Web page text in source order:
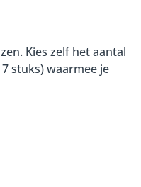
Kies zelf het aantal
stuks) waarmee je
Red Naomi
van
in hun soort. De
roos met
grote knop en tot
Bovendien heeft